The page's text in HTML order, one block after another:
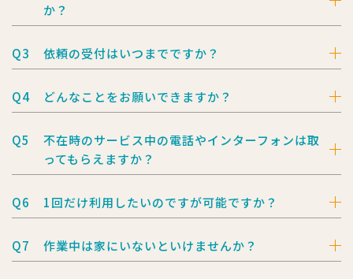
か？
Q3 依頼の受付はいつまでですか？
Q4 どんなことをお願いできますか？
Q5 不在時のサービス中の電話やインターフォンは取
ってもらえますか？
Q6 1回だけ利用したいのですが可能ですか？
Q7 作業中は家にいないといけませんか？